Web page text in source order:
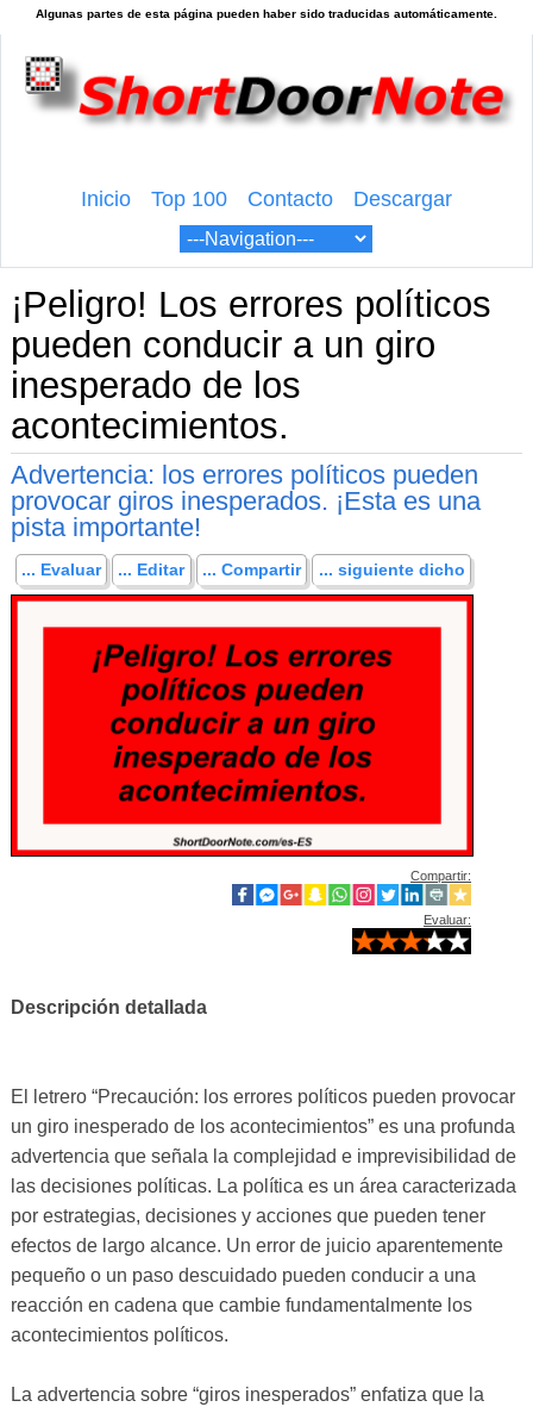
Inicio Top 100 Contacto Descargar
¡Peligro! Los errores políticos
pueden conducir a un giro
inesperado de los
acontecimientos.
Advertencia: los errores políticos pueden
provocar giros inesperados. ¡Esta es una
pista importante!
... Evaluar ... Editar ... Compartir ... siguiente dicho
Compartir:
Evaluar:
Descripción detallada
El letrero “Precaución: los errores políticos pueden provocar
un giro inesperado de los acontecimientos” es una profunda
advertencia que señala la complejidad e imprevisibilidad de
las decisiones políticas. La política es un área caracterizada
por estrategias, decisiones y acciones que pueden tener
efectos de largo alcance. Un error de juicio aparentemente
pequeño o un paso descuidado pueden conducir a una
reacción en cadena que cambie fundamentalmente los
acontecimientos políticos.
La advertencia sobre “giros inesperados” enfatiza que la